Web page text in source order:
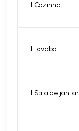
1 Cozinha
1 Lavabo
1 Sala de jantar